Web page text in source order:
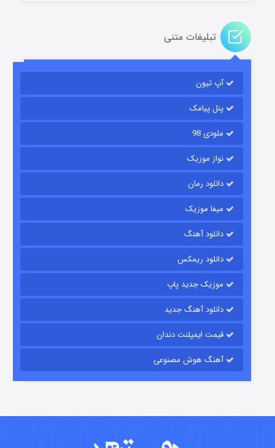
قسمت
قسمت۱۵ (دوبله) منتشر شد
تبلیغات متنی
آپ تیون
پنل پیامک
ملودی 98
نواز موزیک
دانلود رمان
میفا موزیک
دانلود آهنگ
دانلود ریمکس
موزیک جدید پاپ
دانلود آهنگ جدید
قیمت ایمپلنت دندان
آهنگ هوش مصنوعی